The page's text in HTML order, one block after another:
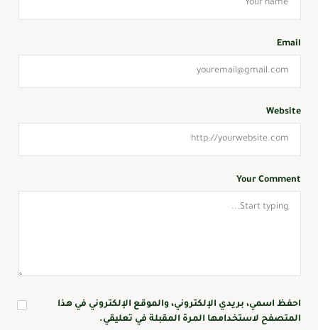
Your Comment
Email
Website
احفظ اسمي، بريدي الإلكتروني، والموقع الإلكتروني في هذا
المتصفح لاستخدامها المرة المقبلة في تعليقي.